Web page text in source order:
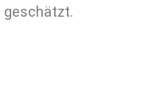
geschätzt.